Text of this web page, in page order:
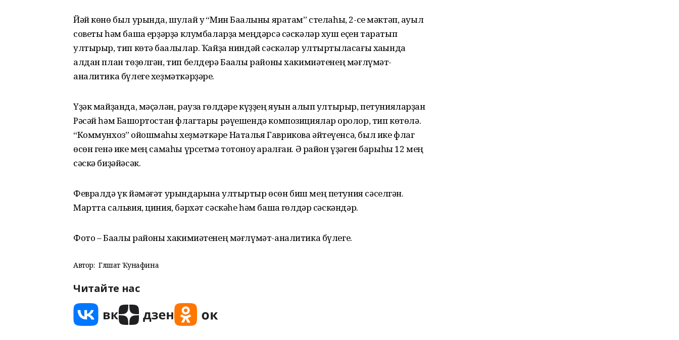
Йәй көнө был урында, шулай уҡ “Мин Баҡалыны яратам” стелаһы, 2-се мәктәп, ауыл
советы һәм башҡа ерҙәрҙә клумбаларҙа меңдәрсә сәскәләр хуш еҫен таратып
ултырыр, тип көтә баҡалылар. Ҡайҙа ниндәй сәскәләр ултыртыласағы хаҡында
алдан план төҙөлгән, тип белдерә Баҡалы районы хакимиәтенең мәғлүмәт-
аналитика бүлеге хеҙмәткәрҙәре.
Үҙәк майҙанда, мәҫәлән, рауза гөлдәре күҙҙең яуын алып ултырыр, петунияларҙан
Рәсәй һәм Башҡортостан флагтары рәүешендә композициялар ҡоролор, тип көтөлә.
“Коммунхоз” ойошмаһы хеҙмәткәре Наталья Гаврикова әйтеүенсә, был ике флаг
өсөн генә ике мең самаһы үрсетмә тотоноу ҡаралған. Ә район үҙәген барыһы 12 мең
сәскә биҙәйәсәк.
Февралдә үк йәмәғәт урындарына ултыртыр өсөн биш мең петуния сәселгән.
Мартта сальвия, циния, бәрхәт сәскәһе һәм башҡа гөлдәр сәскәндәр.
Фото – Баҡалы районы хакимиәтенең мәғлүмәт-аналитика бүлеге.
Автор: Гөлшат Ҡунафина
Читайте нас